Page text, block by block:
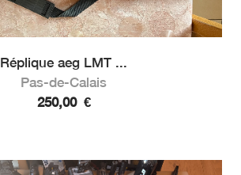
Réplique aeg LMT ...
Pas-de-Calais
250,00 €